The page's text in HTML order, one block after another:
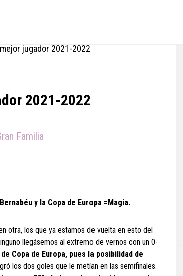
jugador 2021-2022
2021-2022
Familia
y la Copa de Europa =Magia.
otra, los que ya estamos de vuelta en esto del
llegásemos al extremo de vernos con un 0-
Copa de Europa, pues la posibilidad de
los dos goles que le metían en las semifinales.